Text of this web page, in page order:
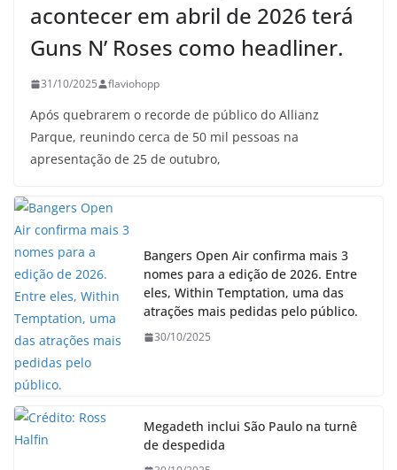
acontecer em abril de 2026 terá
Guns N’ Roses como headliner.
31/10/2025 flaviohopp
Após quebrarem o recorde de público do Allianz
Parque, reunindo cerca de 50 mil pessoas na
apresentação de 25 de outubro,
Bangers Open Air confirma mais 3
nomes para a edição de 2026. Entre
eles, Within Temptation, uma das
atrações mais pedidas pelo público.
30/10/2025
Megadeth inclui São Paulo na turnê
de despedida